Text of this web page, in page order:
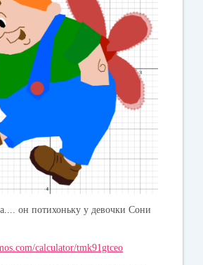
он потихоньку у девочки Сони
calculator/tmk91gtceo